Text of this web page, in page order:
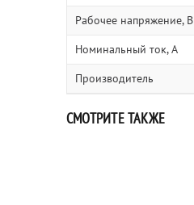
Рабочее напряжение, В
Номинальный ток, А
Производитель
СМОТРИТЕ ТАКЖЕ